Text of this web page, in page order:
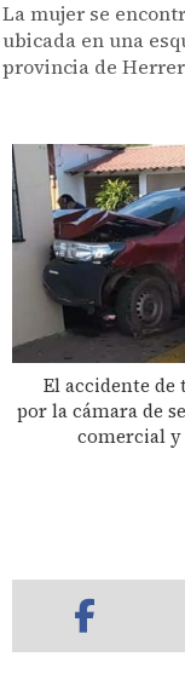
La mujer se
ubicada en una
provincia de
El accidente
por la cámara de
comercial